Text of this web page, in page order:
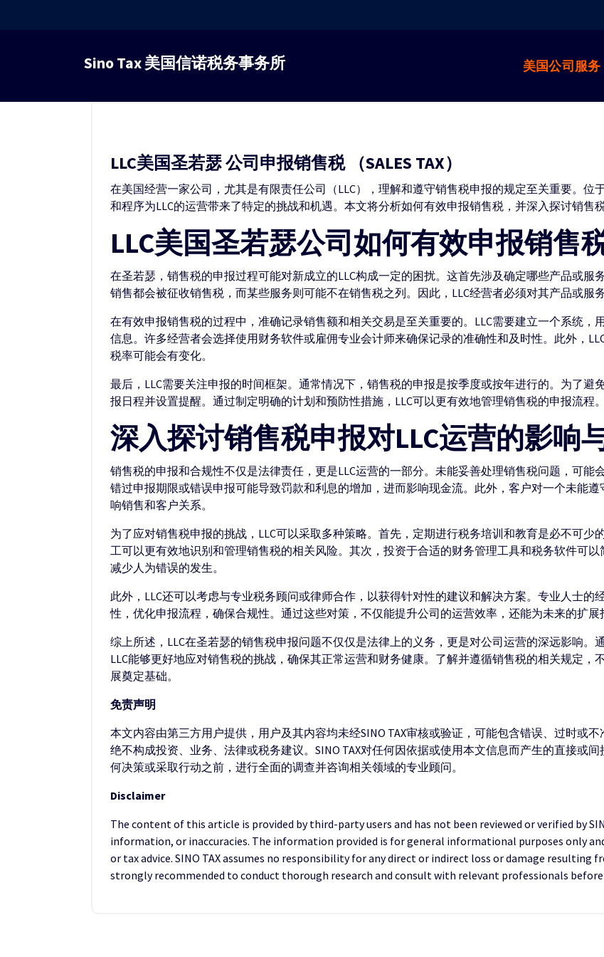
容
Sino Tax 美国信诺税务事务所 美国公司服务
LLC美国圣若瑟 公司申报销售税 （SALES TAX）
在美国经营一家公司，尤其是有限责任公司（LLC），理解和遵守销售税申报的规定至关重要。
和程序为LLC的运营带来了特定的挑战和机遇。本文将分析如何有效申报销售税，并深入探讨销售
LLC美国圣若瑟公司如何有效申报销售
在圣若瑟，销售税的申报过程可能对新成立的LLC构成一定的困扰。这首先涉及确定哪些产品或服
销售都会被征收销售税，而某些服务则可能不在销售税之列。因此，LLC经营者必须对其产品或服
在有效申报销售税的过程中，准确记录销售额和相关交易是至关重要的。LLC需要建立一个系统
信息。许多经营者会选择使用财务软件或雇佣专业会计师来确保记录的准确性和及时性。此外，
税率可能会有变化。
最后，LLC需要关注申报的时间框架。通常情况下，销售税的申报是按季度或按年进行的。为了避
报日程并设置提醒。通过制定明确的计划和预防性措施，LLC可以更有效地管理销售税的申报流程。
深入探讨销售税申报对LLC运营的影响
销售税的申报和合规性不仅是法律责任，更是LLC运营的一部分。未能妥善处理销售税问题，可能
错过申报期限或错误申报可能导致罚款和利息的增加，进而影响现金流。此外，客户对一个未能
响销售和客户关系。
为了应对销售税申报的挑战，LLC可以采取多种策略。首先，定期进行税务培训和教育是必不可少
工可以更有效地识别和管理销售税的相关风险。其次，投资于合适的财务管理工具和税务软件可
减少人为错误的发生。
此外，LLC还可以考虑与专业税务顾问或律师合作，以获得针对性的建议和解决方案。专业人士
性，优化申报流程，确保合规性。通过这些对策，不仅能提升公司的运营效率，还能为未来的扩展
综上所述，LLC在圣若瑟的销售税申报问题不仅仅是法律上的义务，更是对公司运营的深远影响。
LLC能够更好地应对销售税的挑战，确保其正常运营和财务健康。了解并遵循销售税的相关规定
展奠定基础。
免责声明
本文内容由第三方用户提供，用户及其内容均未经SINO TAX审核或验证，可能包含错误、过时或
绝不构成投资、业务、法律或税务建议。SINO TAX对任何因依据或使用本文信息而产生的直接或
何决策或采取行动之前，进行全面的调查并咨询相关领域的专业顾问。
Disclaimer
The content of this article is provided by third-party users and has not been reviewed or verified by
information, or inaccuracies. The information provided is for general informational purposes only
or tax advice. SINO TAX assumes no responsibility for any direct or indirect loss or damage
strongly recommended to conduct thorough research and consult with relevant professionals